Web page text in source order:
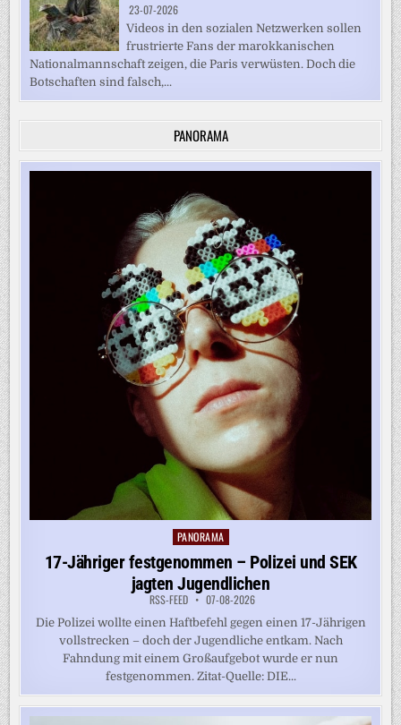
23-07-2026
Videos in den sozialen Netzwerken sollen
frustrierte Fans der marokkanischen
Nationalmannschaft zeigen, die Paris verwüsten. Doch die
Botschaften sind falsch,...
PANORAMA
Posted
PANORAMA
17-Jähriger festgenommen – Polizei und SEK
jagten Jugendlichen
RSS-FEED 07-08-2026
Die Polizei wollte einen Haftbefehl gegen einen 17-Jährigen
vollstrecken – doch der Jugendliche entkam. Nach
Fahndung mit einem Großaufgebot wurde er nun
festgenommen. Zitat-Quelle: DIE...